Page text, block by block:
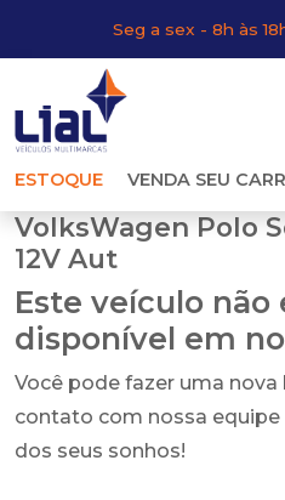
Seg a sex - 8h às
ESTOQUE VENDA SEU
VolksWagen Polo
12V Aut
Este veículo não
disponível em
Você pode fazer uma nova
contato com nossa equipe
dos seus sonhos!